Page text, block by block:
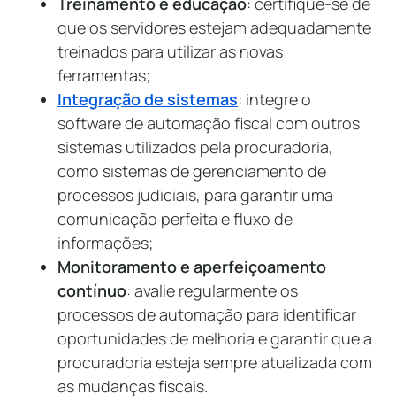
que os servidores estejam adequadamente
treinados para utilizar as novas
ferramentas;
Integração de sistemas: integre o
software de automação fiscal com outros
sistemas utilizados pela procuradoria,
como sistemas de gerenciamento de
processos judiciais, para garantir uma
comunicação perfeita e fluxo de
informações;
Monitoramento e aperfeiçoamento
contínuo: avalie regularmente os
processos de automação para identificar
oportunidades de melhoria e garantir que a
procuradoria esteja sempre atualizada com
as mudanças fiscais.